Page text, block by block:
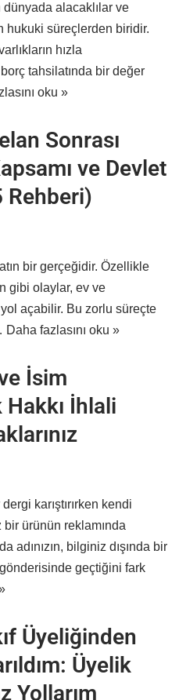
alacaklılar ve
hukuki süreçlerden biridir.
hızla
borç tahsilatında bir değer
oku »
Sonrası
ve Devlet
Rehberi)
bir gerçeğidir. Özellikle
gibi olaylar, ev ve
açabilir. Bu zorlu süreçte
Daha fazlasını oku »
İsim
Hakkı İhlali
karıştırırken kendi
bir ürünün reklamında
adınızın, bilginiz dışında bir
geçtiğini fark
Üyeliğinden
Üyelik
Yollarım